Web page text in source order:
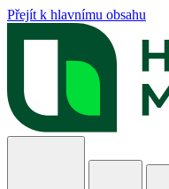
Přejít k hlavnímu obsahu